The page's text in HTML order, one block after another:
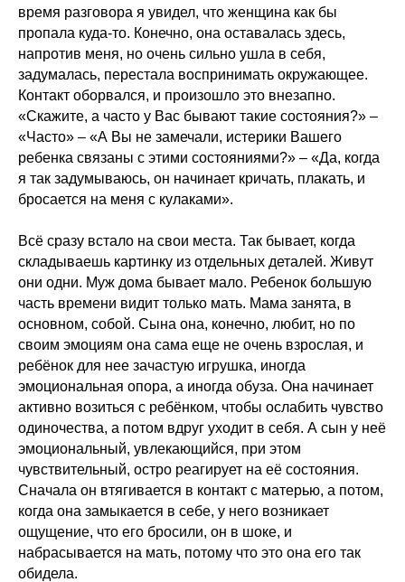
время разговора я увидел, что женщина как бы
пропала куда-то. Конечно, она оставалась здесь,
напротив меня, но очень сильно ушла в себя,
задумалась, перестала воспринимать окружающее.
Контакт оборвался, и произошло это внезапно.
«Скажите, а часто у Вас бывают такие состояния?» –
«Часто» – «А Вы не замечали, истерики Вашего
ребенка связаны с этими состояниями?» – «Да, когда
я так задумываюсь, он начинает кричать, плакать, и
бросается на меня с кулаками».
Всё сразу встало на свои места. Так бывает, когда
складываешь картинку из отдельных деталей. Живут
они одни. Муж дома бывает мало. Ребенок большую
часть времени видит только мать. Мама занята, в
основном, собой. Сына она, конечно, любит, но по
своим эмоциям она сама еще не очень взрослая, и
ребёнок для нее зачастую игрушка, иногда
эмоциональная опора, а иногда обуза. Она начинает
активно возиться с ребёнком, чтобы ослабить чувство
одиночества, а потом вдруг уходит в себя. А сын у неё
эмоциональный, увлекающийся, при этом
чувствительный, остро реагирует на её состояния.
Сначала он втягивается в контакт с матерью, а потом,
когда она замыкается в себе, у него возникает
ощущение, что его бросили, он в шоке, и
набрасывается на мать, потому что это она его так
обидела.